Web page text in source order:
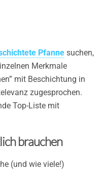
Pfanne suchen,
Merkmale
mit Beschichtung in
zugesprochen.
Top-Liste mit
brauchen
(und wie viele!)